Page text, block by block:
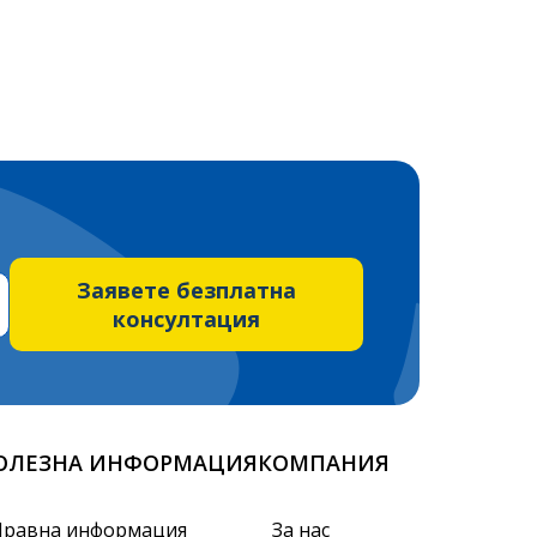
Заявете безплатна
консултация
ИНФОРМАЦИЯ
информация
КОМПАНИЯ
За нас